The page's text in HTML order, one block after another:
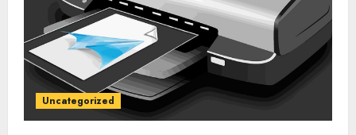
Uncategorized